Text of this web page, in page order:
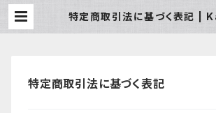
特定商取引法に基づく表記 |
特定商取引法に基づく表記